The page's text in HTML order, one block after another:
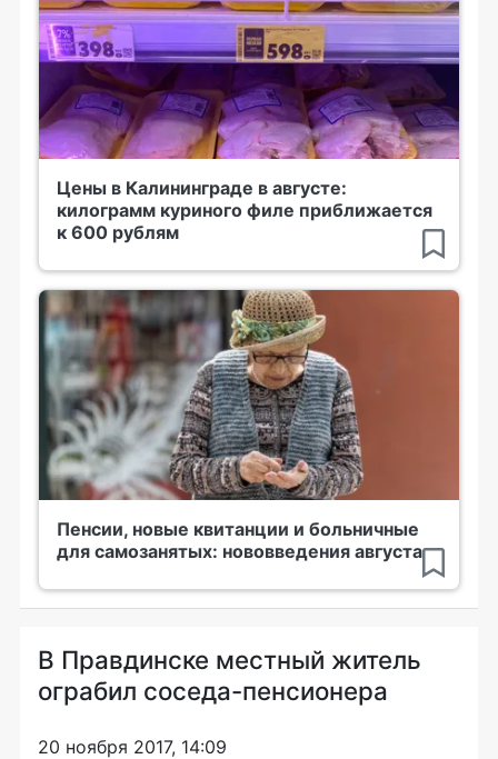
Цены в Калининграде в августе:
килограмм куриного филе приближается
к 600 рублям
Пенсии, новые квитанции и больничные
для самозанятых: нововведения августа
В Правдинске местный житель
ограбил соседа-пенсионера
20 ноября 2017, 14:09